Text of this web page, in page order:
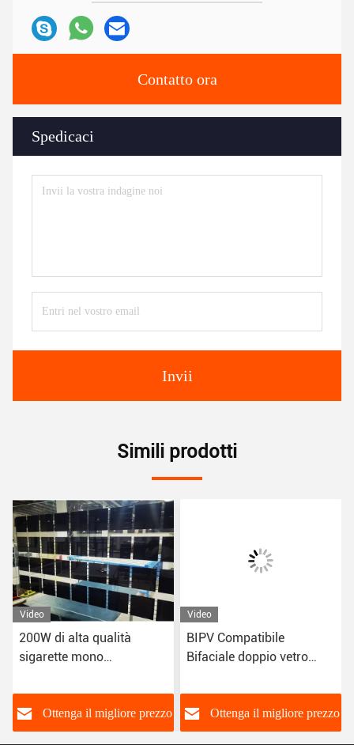
Contatto ora
Spedicaci
Invii
Simili prodotti
Video
200W di alta qualità
sigarette mono
trasparente di silicio
amorfo doppio vetro
pannelli solari
Ottenga il migliore prezzo
Video
BIPV Compatibile
Bifaciale doppio vetro
cella trasparente 10% E
30% Ottenga il migliore prezzo